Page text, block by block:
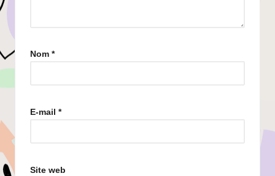
Nom *
E-mail *
Site web